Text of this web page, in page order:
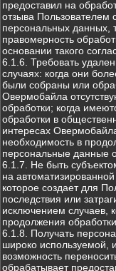
предоставил на
отзыва Пользователем
персональных данных,
правомерность
основании такого
6.1.6. Требовать
случаях: когда они
были собраны или
Овермобайла
обработки; когда
обработки в
интересах
необходимость в
персональные данные
6.1.7. Не быть
на
которое создает для
последствия или
исключением случаев,
продолжения обработки.
6.1.8. Получать
широко
возможность
обрабатывает